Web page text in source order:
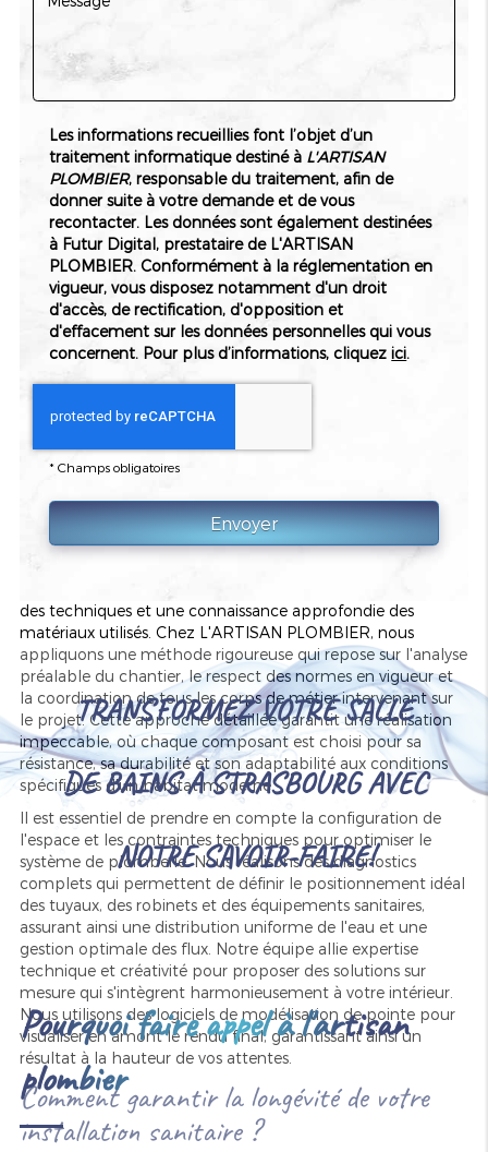
L'ARTISAN PLOMBIER, vous optez pour une
, des conseils personnalisés et un
accompagnement complet tout au long de votre projet.
Notre mission est de transformer votre espace de vie en un
lieu confortable, fonctionnel et élégant, où l'harmonie entre
technique et design est au rendez-vous.
Notre présence à Colmar et dans toute la région alsacienne
nous permet d'intervenir rapidement et efficacement, en
respectant les délais annoncés et en garantissant une
satisfaction totale de notre clientèle. Nous mettons un
point d'honneur à maintenir une communication
transparente et régulière avec nos clients afin de suivre
l'évolution des travaux et d'ajuster les prestations en
fonction de leurs besoins spécifiques.L'écoute, la rigueur et
l'innovationsont les maîtres mots qui caractérisent chacune
plomberie pour salle de bain neuve à Colmar et ses
Les secrets d'une installation de plomberie
réussie
des techniques et une connaissance approfondie des
matériaux utilisés. Chez L'ARTISAN PLOMBIER, nous
appliquons une méthode rigoureuse qui repose sur l'analyse
préalable du chantier, le respect des normes en vigueur et
la coordination de tous les corps de métier intervenant sur
le projet. Cette approche détaillée garantit une réalisation
impeccable, où chaque composant est choisi pour sa
résistance, sa durabilité et son adaptabilité aux conditions
spécifiques d'un habitat moderne.
Il est essentiel de prendre en compte la configuration de
l'espace et les contraintes techniques pour optimiser le
système de plomberie. Nous réalisons des diagnostics
complets qui permettent de définir le positionnement idéal
des tuyaux, des robinets et des équipements sanitaires,
assurant ainsi une distribution uniforme de l'eau et une
gestion optimale des flux. Notre équipe allie expertise
technique et créativité pour proposer des solutions sur
mesure qui s'intègrent harmonieusement à votre intérieur.
Nous utilisons des logiciels de modélisation de pointe pour
visualiser en amont le rendu final, garantissant ainsi un
résultat à la hauteur de vos attentes.
Comment garantir la longévité de votre
installation sanitaire ?
Les informations recueillies font l’objet d’un
traitement informatique destiné à L'ARTISAN
PLOMBIER, responsable du traitement, afin de
donner suite à votre demande et de vous
recontacter. Les données sont également destinées
à Futur Digital, prestataire de L'ARTISAN
PLOMBIER. Conformément à la réglementation en
vigueur, vous disposez notamment d'un droit
d'accès, de rectification, d'opposition et
d'effacement sur les données personnelles qui vous
concernent. Pour plus d’informations, cliquezici.
*Champs obligatoires
TRANSFORMEZ VOTRE SALLE
DE BAINS À STRASBOURG AVEC
NOTRE SAVOIR-FAIRE!
Pourquoi faire appel à l'artisan
plombier